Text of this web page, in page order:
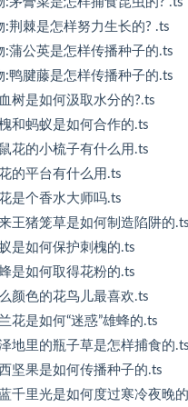
荆棘是怎样努力生长的? .ts
蒲公英是怎样传播种子的.ts
鸭腱藤是怎样传播种子的.ts
树是如何汲取水分的?.ts
和蚂蚁是如何合作的.ts
花的小梳子有什么用.ts
的平台有什么用.ts
是个香水大师吗.ts
王猪笼草是如何制造陷阱的.ts
是如何保护刺槐的.ts
是如何取得花粉的.ts
颜色的花鸟儿最喜欢.ts
花是如何“迷惑”雄蜂的.ts
地里的瓶子草是怎样捕食的.ts
坚果是如何传播种子的.ts
千里光是如何度过寒冷夜晚